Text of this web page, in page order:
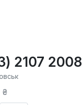
2107 2008
₴